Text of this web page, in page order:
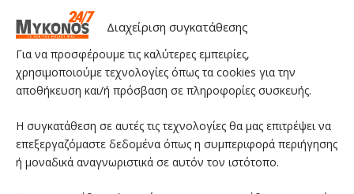
Διαχείριση συγκατάθεσης
Για να προσφέρουμε τις καλύτερες εμπειρίες,
χρησιμοποιούμε τεχνολογίες όπως τα cookies για την
αποθήκευση και/ή πρόσβαση σε πληροφορίες συσκευής.
Η συγκατάθεση σε αυτές τις τεχνολογίες θα μας επιτρέψει να
επεξεργαζόμαστε δεδομένα όπως η συμπεριφορά περιήγησης
ή μοναδικά αναγνωριστικά σε αυτόν τον ιστότοπο.